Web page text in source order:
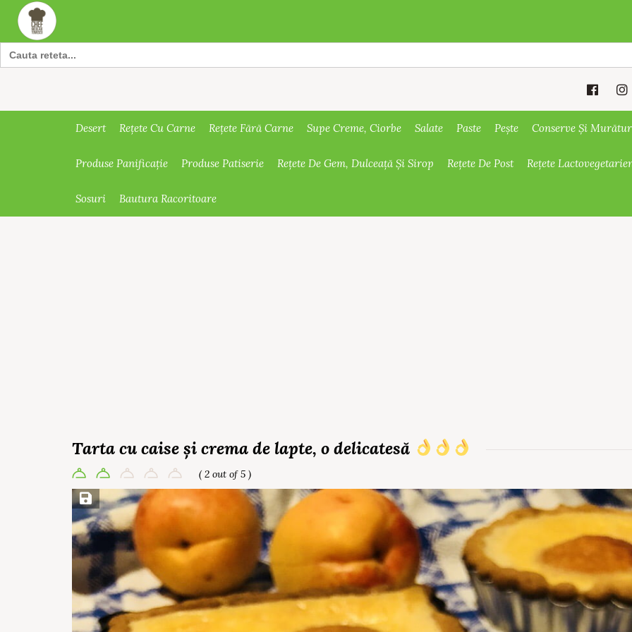
Search
for:
Desert Rețete Cu Carne Rețete Fără Carne Supe Creme, Ciorbe Salate Paste Pește Conserve Și
Produse Panificație Produse Patiserie Rețete De Gem, Dulceață Și Sirop Rețete De Post Rețete
Sosuri Bautura Racoritoare
Tarta cu caise și crema de lapte, o delicatesă
( 2 out of 5 )
Save Recipe